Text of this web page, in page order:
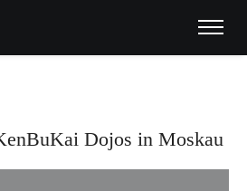
Dojos in Moskau